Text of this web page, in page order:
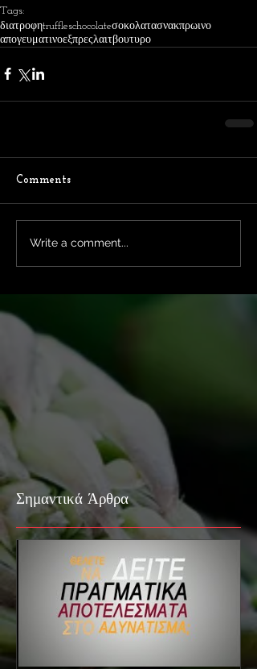
Tags:
διατροφηtruffleschocolateσοκολατασνακπρωινο
απογευματινοεξπρεςλαιτβουτυρο
Comments
Write a comment...
Σημαντικά Άρθρα